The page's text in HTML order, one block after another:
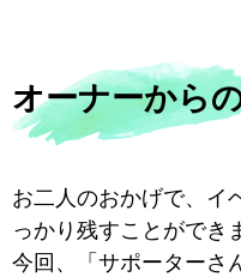
オーナーから
お二人のおかげで、イ
っかり残すことができ
今回、「サポーターさ